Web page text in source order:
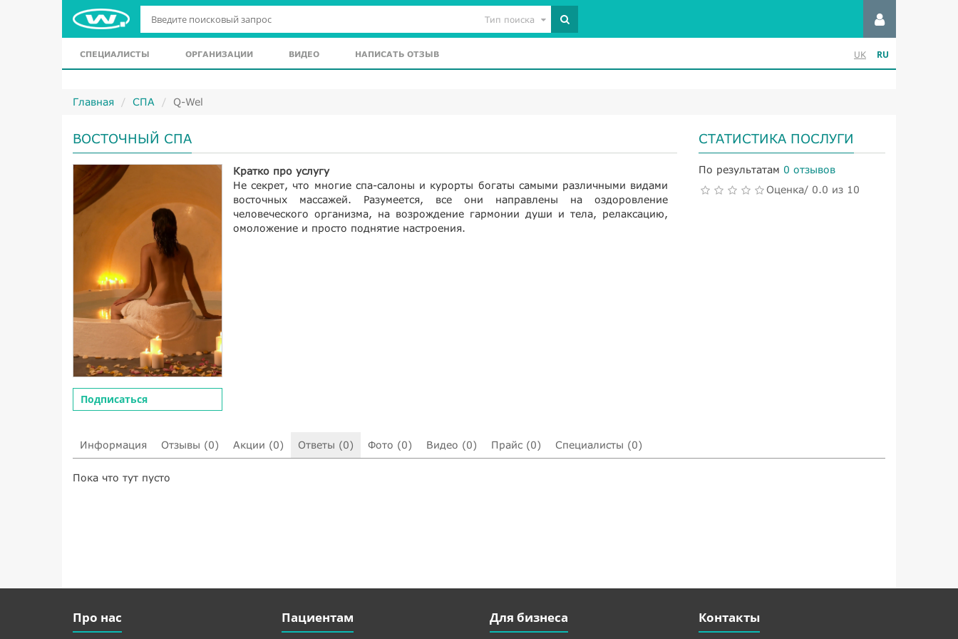
Тип поиска
СПЕЦИАЛИСТЫ ОРГАНИЗАЦИИ ВИДЕО НАПИСАТЬ ОТЗЫВ UK RU
Главная СПА Q-Wel
ВОСТОЧНЫЙ СПА
Подписаться
Кратко про услугу
Не секрет, что многие спа-салоны и курорты богаты самыми различными видами
восточных массажей. Разумеется, все они направлены на оздоровление
человеческого организма, на возрождение гармонии души и тела, релаксацию,
омоложение и просто поднятие настроения.
СТАТИСТИКА ПОСЛУГИ
По результатам 0 отзывов
Оценка/ 0.0 из 10
Информация Отзывы (0) Акции (0) Ответы (0) Фото (0) Видео (0) Прайс (0) Специалисты (0)
Пока что тут пусто
Про нас Пациентам Для бизнеса Контакты